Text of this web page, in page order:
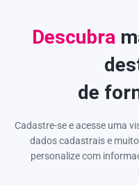
Descubra
de
Cadastre-se e acesse uma
dados cadastrais e
personalize com